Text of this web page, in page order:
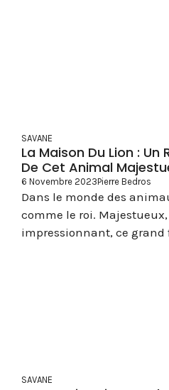
SAVANE
La Maison Du Lion : Un
De Cet Animal
6 Novembre 2023Pierre Bedros
Dans le monde des
comme le roi.
impressionnant, ce grand
SAVANE